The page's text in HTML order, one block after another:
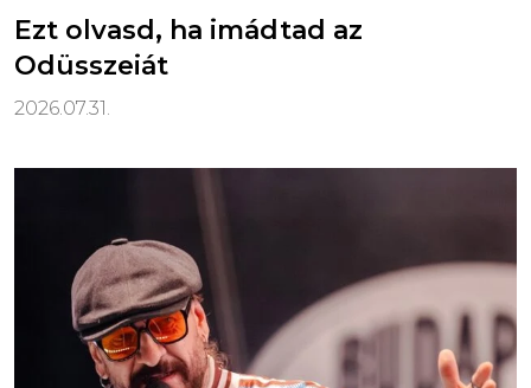
Ezt olvasd, ha imádtad az
Odüsszeiát
2026.07.31.